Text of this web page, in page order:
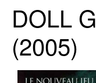
DOLL
(2005)